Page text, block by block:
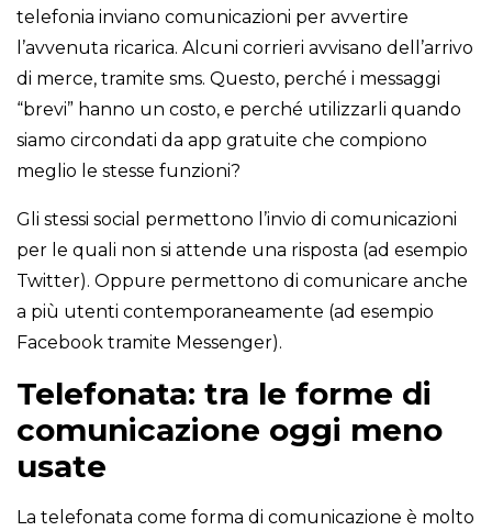
telefonia inviano comunicazioni per avvertire
l’avvenuta ricarica. Alcuni corrieri avvisano dell’arrivo
di merce, tramite sms. Questo, perché i messaggi
“brevi” hanno un costo, e perché utilizzarli quando
siamo circondati da app gratuite che compiono
meglio le stesse funzioni?
Gli stessi social permettono l’invio di comunicazioni
per le quali non si attende una risposta (ad esempio
Twitter). Oppure permettono di comunicare anche
a più utenti contemporaneamente (ad esempio
Facebook tramite Messenger).
Telefonata: tra le forme di
comunicazione oggi meno
usate
La telefonata come forma di comunicazione è molto